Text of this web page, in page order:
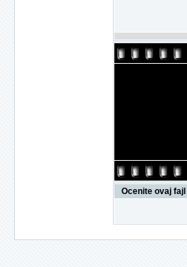
Ocenite ovaj fajl